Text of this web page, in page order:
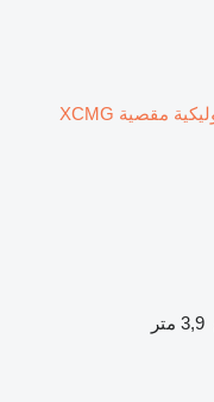
رافعة هيدروليكية مقصية XCMG
3,9 متر